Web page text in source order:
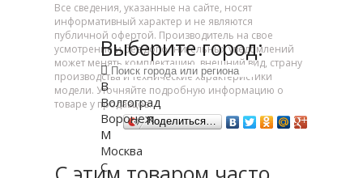
Все сведения, указанные на сайте, носят
информативный характер и не являются
публичной офертой. Производитель на свое
усмотрение и без дополнительных уведомлений
может менять комплектацию, внешний вид, страну
производства и технические характеристики
модели. Уточняйте подробную информацию о
товаре у продавцов.
Поделиться…
Выберите город:
В
Волгоград
Воронеж
М
Москва
С